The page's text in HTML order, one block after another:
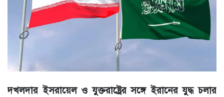
দখলদার ইসরায়েল ও যুক্তরাষ্ট্রের সঙ্গে ইরানের যুদ্ধ চলার